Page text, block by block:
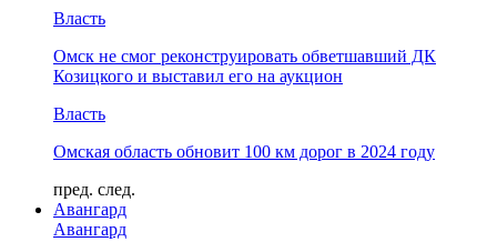
Власть
Омск не смог реконструировать обветшавший ДК
Козицкого и выставил его на аукцион
Власть
Омская область обновит 100 км дорог в 2024 году
пред. след.
Авангард
Авангард